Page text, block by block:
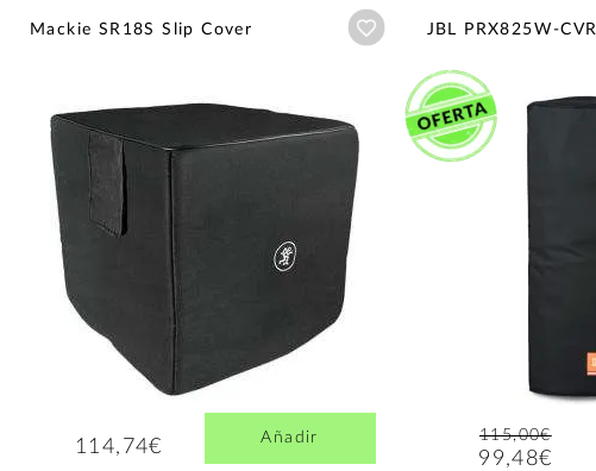
Mackie SR18S Slip Cover Añadir a wishlist
114,74€ Añadir
JBL PRX825W-CVR
115,00€
99,48€